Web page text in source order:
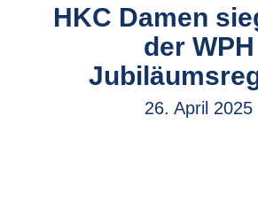
HKC Damen
der WPH
26. April 2025